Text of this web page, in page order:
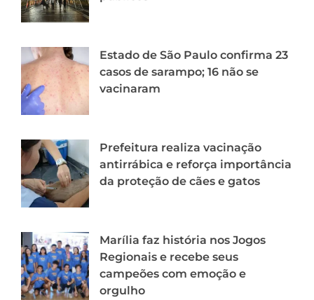
Estado de São Paulo confirma 23
casos de sarampo; 16 não se
vacinaram
Prefeitura realiza vacinação
antirrábica e reforça importância
da proteção de cães e gatos
Marília faz história nos Jogos
Regionais e recebe seus
campeões com emoção e
orgulho